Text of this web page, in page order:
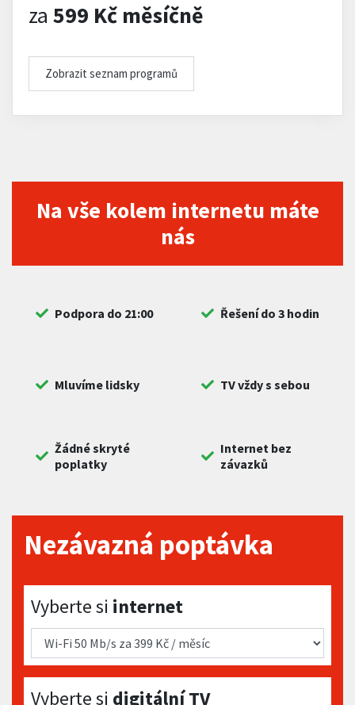
za 599 Kč měsíčně
Zobrazit seznam programů
Na vše kolem internetu máte
nás
Podpora do 21:00 Řešení do 3 hodin
Mluvíme lidsky TV vždy s sebou
Žádné skryté
poplatky
Internet bez
závazků
Nezávazná poptávka
Vyberte si internet
Vyberte si internet
Vyberte si digitální TV
Vyberte si digitální TV